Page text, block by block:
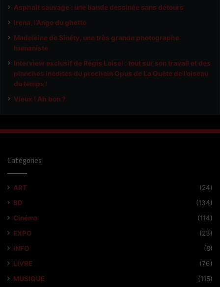
Asphalt sauvage : une bande dessinée sans détours
Irena, l’Ange du ghetto
Madeleine de Sinéty, une très grande photographe
humaniste
Interview exclusif de Régis Loisel : tout sur son travail et des
planches inédites du prochain Opus de La Quête de l’oiseau
du temps !
Vieux ! Ah bon ?
Catégories
ART
(24)
BD
(134)
Cinéma
(114)
EXPO
(23)
INFO
(8)
LIVRE
(76)
MUSIQUE
(115)